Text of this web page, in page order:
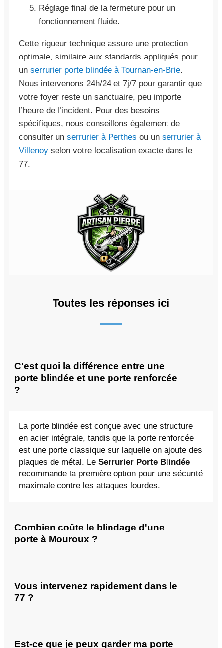
Réglage final de la fermeture pour un
fonctionnement fluide.
Cette rigueur technique assure une protection
optimale, similaire aux standards appliqués pour
un serrurier porte blindée à Tournan-en-Brie.
Nous intervenons 24h/24 et 7j/7 pour garantir que
votre foyer reste un sanctuaire, peu importe
l’heure de l’incident. Pour des besoins
spécifiques, nous conseillons également de
consulter un serrurier à Perthes ou un serrurier à
Villenoy selon votre localisation exacte dans le
77.
Toutes les réponses ici
C'est quoi la différence entre une
porte blindée et une porte renforcée
?
La porte blindée est conçue avec une structure
en acier intégrale, tandis que la porte renforcée
est une porte classique sur laquelle on ajoute des
plaques de métal. Le Serrurier Porte Blindée
recommande la première option pour une sécurité
maximale contre les attaques lourdes.
Combien coûte le blindage d'une
porte à Mouroux ?
Vous intervenez rapidement dans le
77 ?
Est-ce que je peux garder ma porte